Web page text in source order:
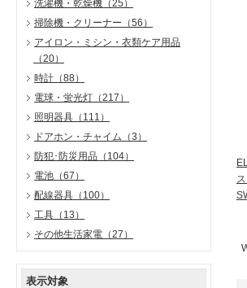
洗濯機・乾燥機 （25）
掃除機・クリーナー （56）
アイロン・ミシン・衣類ケア用品
（20）
時計 （88）
電球・蛍光灯 （217）
照明器具 （111）
ドアホン・チャイム （3）
防犯･防災用品 （104）
電池 （67）
配線器具 （100）
工具 （13）
その他生活家電 （27）
表示対象